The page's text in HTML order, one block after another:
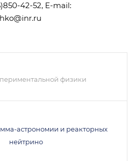
42-52, E-mail:
физики
астрономии и реакторных
нейтрино